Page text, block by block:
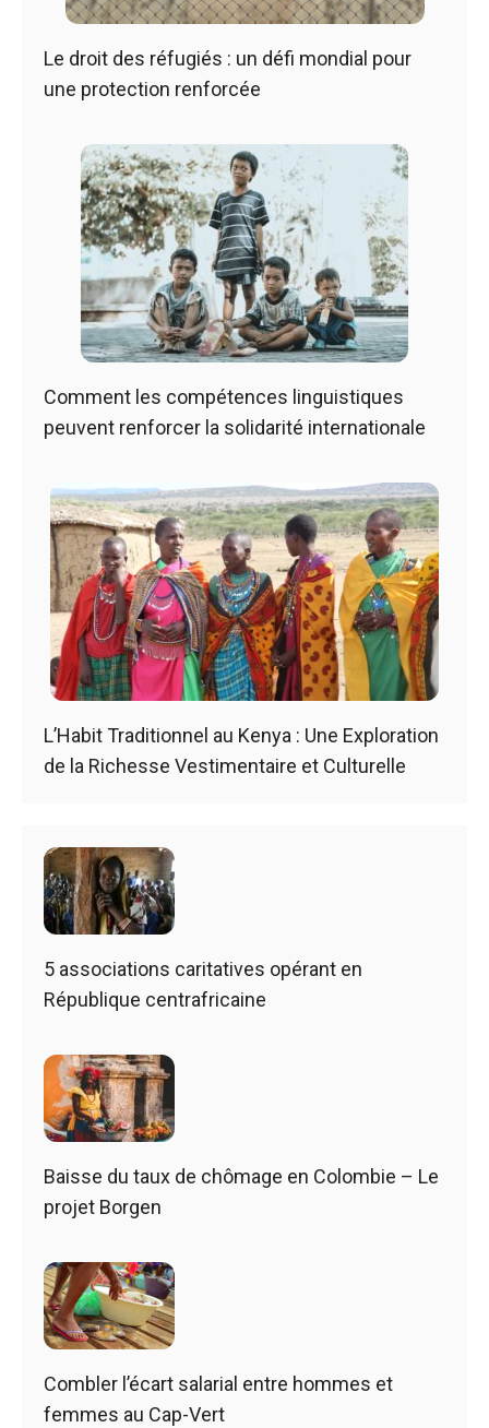
Le droit des réfugiés : un défi mondial pour
une protection renforcée
Comment les compétences linguistiques
peuvent renforcer la solidarité internationale
L’Habit Traditionnel au Kenya : Une Exploration
de la Richesse Vestimentaire et Culturelle
5 associations caritatives opérant en
République centrafricaine
Baisse du taux de chômage en Colombie – Le
projet Borgen
Combler l’écart salarial entre hommes et
femmes au Cap-Vert